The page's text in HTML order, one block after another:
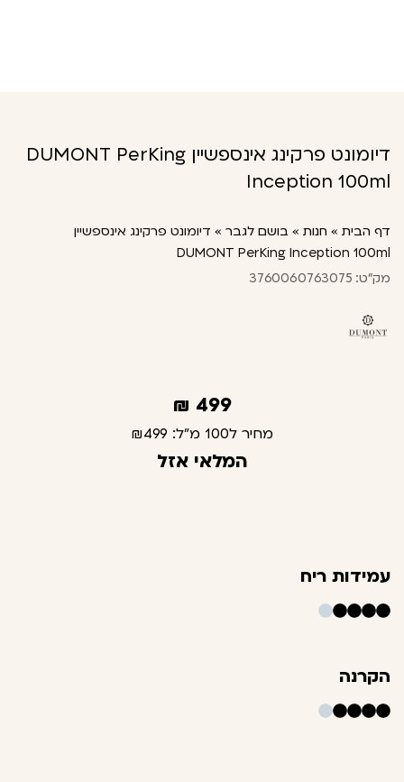
דיומונט פרקינג אינספשיין DUMONT PerKing
Inception 100ml
דף הבית » חנות » בושם לגבר » דיומונט פרקינג אינספשיין
DUMONT PerKing Inception 100ml
מק"ט: 3760060763075
499
₪
מחיר ל100 מ"ל: ₪499
המלאי אזל
עמידות ריח
הקרנה